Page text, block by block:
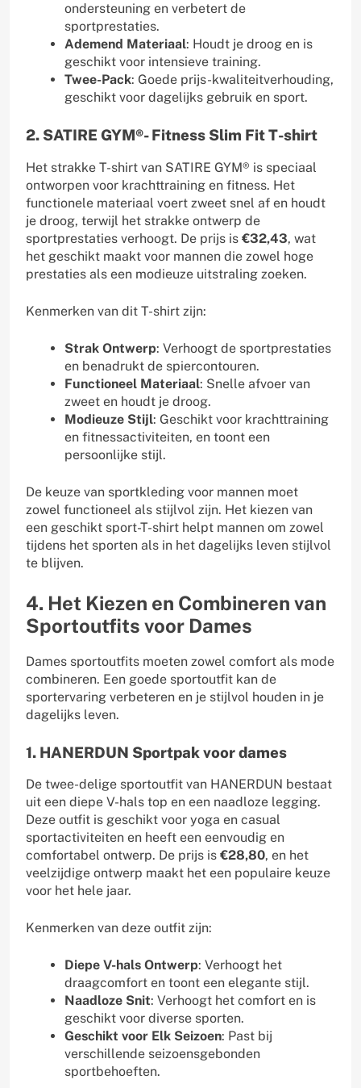
ondersteuning en verbetert de
sportprestaties.
Ademend Materiaal: Houdt je droog en is
geschikt voor intensieve training.
Twee-Pack: Goede prijs-kwaliteitverhouding,
geschikt voor dagelijks gebruik en sport.
2. SATIRE GYM®- Fitness Slim Fit T-shirt
Het strakke T-shirt van SATIRE GYM® is speciaal
ontworpen voor krachttraining en fitness. Het
functionele materiaal voert zweet snel af en houdt
je droog, terwijl het strakke ontwerp de
sportprestaties verhoogt. De prijs is €32,43, wat
het geschikt maakt voor mannen die zowel hoge
prestaties als een modieuze uitstraling zoeken.
Kenmerken van dit T-shirt zijn:
Strak Ontwerp: Verhoogt de sportprestaties
en benadrukt de spiercontouren.
Functioneel Materiaal: Snelle afvoer van
zweet en houdt je droog.
Modieuze Stijl: Geschikt voor krachttraining
en fitnessactiviteiten, en toont een
persoonlijke stijl.
De keuze van sportkleding voor mannen moet
zowel functioneel als stijlvol zijn. Het kiezen van
een geschikt sport-T-shirt helpt mannen om zowel
tijdens het sporten als in het dagelijks leven stijlvol
te blijven.
4. Het Kiezen en Combineren van
Sportoutfits voor Dames
Dames sportoutfits moeten zowel comfort als mode
combineren. Een goede sportoutfit kan de
sportervaring verbeteren en je stijlvol houden in je
dagelijks leven.
1. HANERDUN Sportpak voor dames
De twee-delige sportoutfit van HANERDUN bestaat
uit een diepe V-hals top en een naadloze legging.
Deze outfit is geschikt voor yoga en casual
sportactiviteiten en heeft een eenvoudig en
comfortabel ontwerp. De prijs is €28,80, en het
veelzijdige ontwerp maakt het een populaire keuze
voor het hele jaar.
Kenmerken van deze outfit zijn:
Diepe V-hals Ontwerp: Verhoogt het
draagcomfort en toont een elegante stijl.
Naadloze Snit: Verhoogt het comfort en is
geschikt voor diverse sporten.
Geschikt voor Elk Seizoen: Past bij
verschillende seizoensgebonden
sportbehoeften.